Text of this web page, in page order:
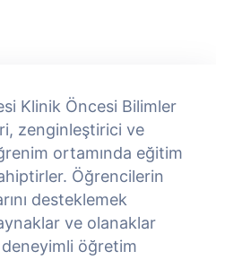
Klinik Öncesi Bilimler
zenginleştirici ve
ortamında eğitim
Öğrencilerin
desteklemek
ve olanaklar
öğretim